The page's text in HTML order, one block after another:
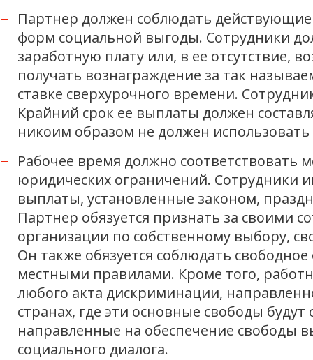
Партнер должен соблюдать
форм социальной выгоды. Сотрудники
заработную плату или, в ее отсутствие,
получать вознаграждение за так
ставке сверхурочного времени.
Крайний срок ее выплаты должен
никоим образом не должен
Рабочее время должно
юридических ограничений. Сотрудники
выплаты, установленные законом,
Партнер обязуется признать за своими
организации по собственному выбору,
Он также обязуется соблюдать
местными правилами. Кроме того,
любого акта дискриминации,
странах, где эти основные свободы
направленные на обеспечение свободы
социального диалога.